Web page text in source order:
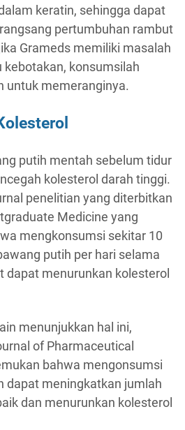
keratin, sehingga dapat
pertumbuhan rambut
Grameds memiliki masalah
konsumsilah
untuk memeranginya.
putih mentah sebelum tidur
kolesterol darah tinggi.
penelitian yang diterbitkan
Medicine yang
mengkonsumsi sekitar 10
putih per hari selama
dapat menurunkan kolesterol
menunjukkan hal ini,
of Pharmaceutical
bahwa mengonsumsi
dapat meningkatkan jumlah
dan menurunkan kolesterol